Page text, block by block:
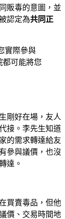
販毒的意圖，並
認定為共同正
實際參與
都可能將您
剛好在場，友人
接。李先生知道
的需求轉達給友
參與議價，也沒
達。
買賣毒品，但他
價、交易時間地